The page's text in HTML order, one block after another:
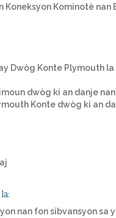
Koneksyon Kominotè
Dwòg Konte Plymouth
dwòg ki an danje
Konte dwòg ki an
nan fon sibvansyon sa